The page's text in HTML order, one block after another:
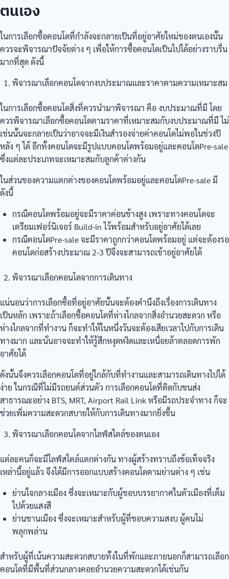
ตนเอง
ในการเลือกซื้อคอนโดที่กำลังจะกลายเป็นที่อยู่อาศัยใหม่ของตนเองนั้น
ควรจะพิจารณาปัจจัยต่าง ๆ เพื่อให้การซื้อคอนโดเป็นไปได้อย่างราบรื่น
มากที่สุด ดังนี้
พิจารณาเลือกคอนโดจากงบประมาณและราคาตามความเหมาะสม
ในการเลือกซื้อคอนโดสิ่งที่ควรนำมาพิจารณา คือ งบประมาณที่มี โดย
ควรพิจารณาเลือกซื้อคอนโดตามราคาที่เหมาะสมกับงบประมาณที่มี ไม่
เช่นนั้นจะกลายเป็นว่าอาจจะมีเงินสำรองจ่ายค่าคอนโดไม่พอในช่วงปี
หลัง ๆ ได้ อีกทั้งคอนโดจะมีรูปแบบคอนโดพร้อมอยู่และคอนโดPre-sale
ซึ่งแต่ละประเภทจะเหมาะสมกับลูกค้าต่างกัน
ในส่วนของความแตกต่างของคอนโดพร้อมอยู่และคอนโดPre-sale มี
ดังนี้
กรณีคอนโดพร้อมอยู่จะมีราคาค่อนข้างสูง เพราะทางคอนโดจะ
เตรียมเฟอร์นิเจอร์ Build-in ไว้พร้อมสำหรับอยู่อาศัยได้เลย
กรณีคอนโดPre-sale จะมีราคาถูกกว่าคอนโดพร้อมอยู่ แต่จะต้องรอ
คอนโดก่อสร้างประมาณ 2-3 ปีจึงจะสามารถเข้าอยู่อาศัยได้
พิจารณาเลือกคอนโดจากการเดินทาง
แน่นอนว่าการเลือกซื้อที่อยู่อาศัยนั้นจะต้องคำนึงถึงเรื่องการเดินทาง
เป็นหลัก เพราะถ้าเลือกซื้อคอนโดที่ห่างไกลจากสิ่งอำนวยสะดวก หรือ
ห่างไกลจากที่ทำงาน ก็จะทำให้ในหนึ่งวันจะต้องเสียเวลาไปกับการเดิน
ทางมาก และนั่นอาจจะทำให้รู้สึกหงุดหงิดและเหนื่อยล้าตลอดการพัก
อาศัยได้
ดังนั้นจึงควรเลือกคอนโดที่อยู่ใกล้กับที่ทำงานและสามารถเดินทางไปได้
ง่าย ในกรณีที่ไม่มีรถยนต์ส่วนตัว การเลือกคอนโดที่ติดกับขนส่ง
สาธารณะอย่าง BTS, MRT, Airport Rail Link หรือมีรถประจำทาง ก็จะ
ช่วยเพิ่มความสะดวกสบายให้กับการเดินทางมากยิ่งขึ้น
พิจารณาเลือกคอนโดจากไลฟ์สไตล์ของตนเอง
แต่ละคนก็จะมีไลฟ์สไตล์แตกต่างกัน ทางผู้สร้างทราบถึงข้อเท็จจริง
เหล่านี้อยู่แล้ว จึงได้มีการออกแบบสร้างคอนโดตามย่านต่าง ๆ เช่น
ย่านใจกลางเมือง ซึ่งจะเหมาะกับผู้ชอบบรรยากาศในตัวเมืองที่เต็ม
ไปด้วยแสงสี
ย่านชานเมือง ซึ่งจะเหมาะสำหรับผู้ที่ชอบความสงบ ผู้คนไม่
พลุกพล่าน
สำหรับผู้ที่เน้นความสะดวกสบายทั้งในที่พักและภายนอกก็สามารถเลือก
คอนโดที่มีพื้นที่ส่วนกลางคอยอำนวยความสะดวกได้เช่นกัน